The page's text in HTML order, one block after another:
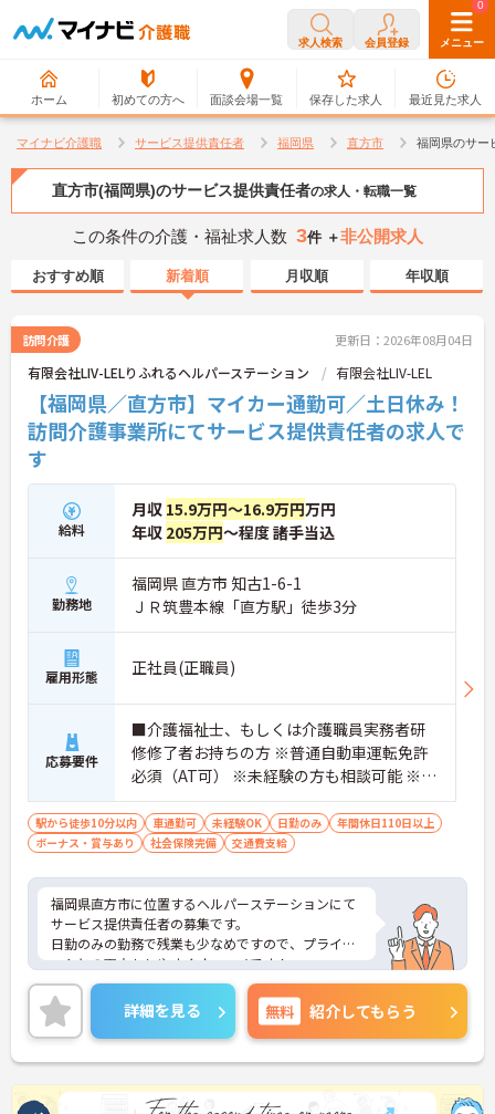
求人検索 会員登録 メニュー
ホーム 初めての方へ 面談会場一覧
0
保存した求人
0
最近見た求人
マイナビ介護職 サービス提供責任者 福岡県 直方市 福岡県のサー
直方市(福岡県)のサービス提供責任者の求人・転職一覧
この条件の介護・福祉求人数 3件 ＋非公開求人
おすすめ順 新着順 月収順 年収順
訪問介護 更新日：2026年08月04日
有限会社LIV-LELりふれるヘルパーステーション 有限会社LIV-LEL
【福岡県／直方市】マイカー通勤可／土日休み！
訪問介護事業所にてサービス提供責任者の求人で
す
給料
月収 15.9万円～16.9万円万円
年収 205万円～程度 諸手当込
勤務地
福岡県 直方市 知古1-6-1
ＪＲ筑豊本線「直方駅」徒歩3分
雇用形態 正社員(正職員)
応募要件
■介護福祉士、もしくは介護職員実務者研
修修了者お持ちの方 ※普通自動車運転免許
必須（AT可） ※未経験の方も相談可能 ※基
本的なPCスキルお持ちの方
駅から徒歩10分以内 車通勤可 未経験OK 日勤のみ
年間休日110日以上
ボーナス・賞与あり
社会保険完備 交通費支給
福岡県直方市に位置するヘルパーステーションにて
サービス提供責任者の募集です。
日勤のみの勤務で残業も少なめですので、プライベ
ートとの両立もしやすくオススメです！
ご興味のある方には、面接対策ポイントなど、さら
に詳細をお話しいたしますので、お気軽にご相談く
ださい。
詳細を見る 無料 紹介してもらう